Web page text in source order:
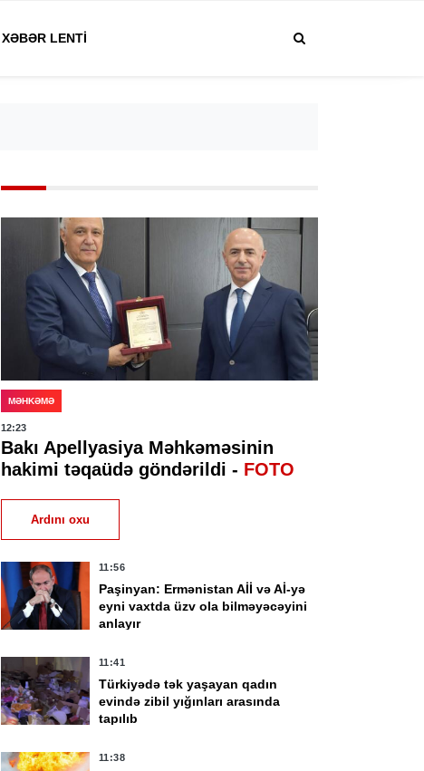
XƏBƏR LENTI
MƏHKƏMƏ
12:23
Bakı Apellyasiya Məhkəməsinin
hakimi təqaüdə göndərildi - FOTO
Ardını oxu
11:56
Paşinyan: Ermənistan Aİİ və Aİ-yə
eyni vaxtda üzv ola bilməyəcəyini
anlayır
11:41
Türkiyədə tək yaşayan qadın
evində zibil yığınları arasında
tapılıb
11:38